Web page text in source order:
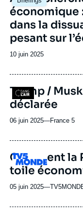
principale
économique
dans la
pesant sur
Date
publication
10 juin 2025
Logo
Trump /
déclarée
06 juin 2025—Nom
journal,
ou
émission
France 5
Logo
Comment la
toile
05 juin 2025—Nom
journal,